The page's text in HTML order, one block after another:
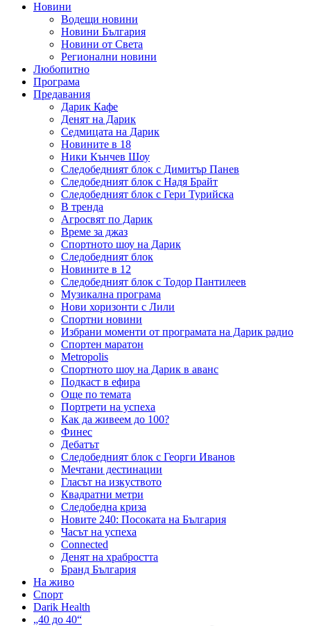
Новини
Водещи новини
Новини България
Новини от Света
Регионални новини
Любопитно
Програма
Предавания
Дарик Кафе
Денят на Дарик
Седмицата на Дарик
Новините в 18
Ники Кънчев Шоу
Следобедният блок с Димитър Панев
Следобедният блок с Надя Брайт
Следобедният блок с Гери Турийска
В тренда
Агросвят по Дарик
Време за джаз
Спортното шоу на Дарик
Следобедният блок
Новините в 12
Следобедният блок с Тодор Пантилеев
Музикална програма
Нови хоризонти с Лили
Спортни новини
Избрани моменти от програмата на Дарик радио
Спортен маратон
Metropolis
Спортното шоу на Дарик в аванс
Подкаст в ефира
Още по темата
Портрети на успеха
Как да живеем до 100?
Финес
Дебатът
Следобедният блок с Георги Иванов
Мечтани дестинации
Гласът на изкуството
Квадратни метри
Следобедна криза
Новите 240: Посоката на България
Часът на успеха
Connected
Денят на храбростта
Бранд България
На живо
Спорт
Darik Health
„40 до 40“